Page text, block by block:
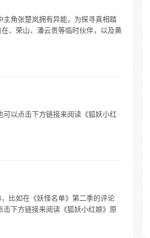
主角张楚岚拥有异能，为探寻真相踏
、荣山、潘云贵等临时伙伴，以及黄
以点击下方链接来阅读《狐妖小红
比如在《妖怪名单》第二季的评论
下方链接来阅读《狐妖小红娘》原